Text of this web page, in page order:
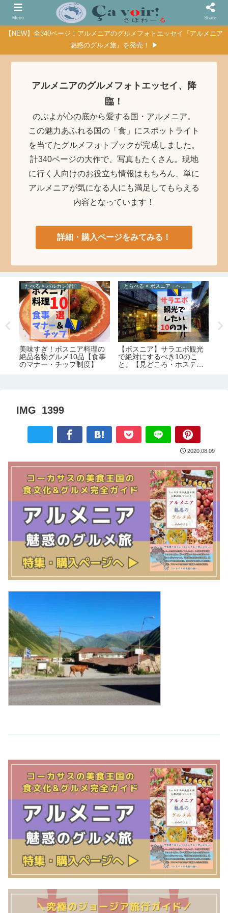
【NEW】全340ページ！アルメニアのグルメフォトエッセイ『アルメニア
魅惑のグルメ旅』を発売！ ▶
アルメニアのグルメフォトエッセイ、降
臨！
のぶよが心の底から愛する国・アルメニア。
この魅力あふれる国の「食」にスポットライト
を当てたグルメフォトブックが完成しました。
計340ページの大作で、写真もたくさん。現地
に行く人向けのお役立ち情報はもちろん、単に
アルメニアが気になる人にも満足してもらえる
内容となっています！
詳細・購入ページをみてみる！
たべる × バルカン諸国
美味すぎ！ボスニア料理の
絶品名物グルメ10品【食事
のマナー・チップ制度】
とらべる × ボスニア・ヘルツェゴビナ
【ボスニア】サラエボ観光
で絶対にするべき10のこ
と。【見どころ・ホステル
IMG_1399
2020.08.09
Menu Share